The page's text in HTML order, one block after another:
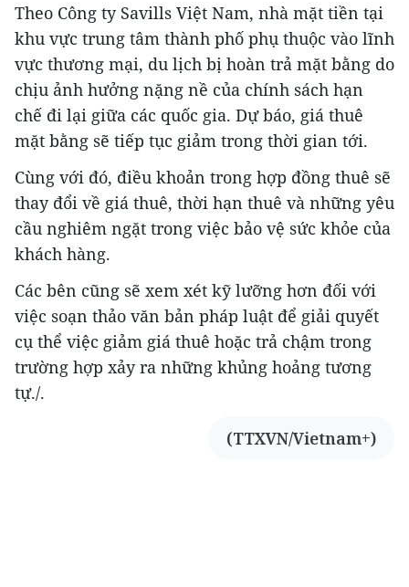
Theo Công ty Savills Việt Nam, nhà mặt tiền tại
khu vực trung tâm thành phố phụ thuộc vào lĩnh
vực thương mại, du lịch bị hoàn trả mặt bằng do
chịu ảnh hưởng nặng nề của chính sách hạn
chế đi lại giữa các quốc gia. Dự báo, giá thuê
mặt bằng sẽ tiếp tục giảm trong thời gian tới.
Cùng với đó, điều khoản trong hợp đồng thuê sẽ
thay đổi về giá thuê, thời hạn thuê và những yêu
cầu nghiêm ngặt trong việc bảo vệ sức khỏe của
khách hàng.
Các bên cũng sẽ xem xét kỹ lưỡng hơn đối với
việc soạn thảo văn bản pháp luật để giải quyết
cụ thể việc giảm giá thuê hoặc trả chậm trong
trường hợp xảy ra những khủng hoảng tương
tự./.
(TTXVN/Vietnam+)